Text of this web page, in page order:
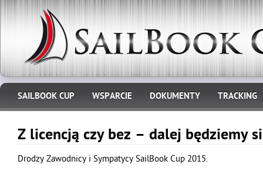
SAILBOOK CUP WSPARCIE DOKUMENTY TRACKING
Z licencją czy bez – dalej będziemy
Drodzy Zawodnicy i Sympatycy SailBook Cup 2015.